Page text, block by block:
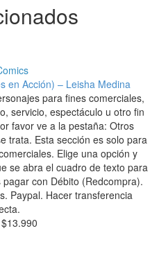
en Acción) – Leisha Medina
para fines comerciales,
servicio, espectáculo u otro fin
favor ve a la pestaña: Otros
trata. Esta sección es solo para
Elige una opción y
se abra el cuadro de texto para
con Débito (Redcompra).
Paypal. Hacer transferencia
$13.990